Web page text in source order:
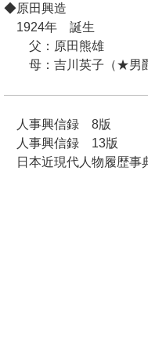
◆原田興造
1924年 誕生
父：原田熊雄
母：吉川英子（★男
人事興信録 8版
人事興信録 13版
日本近現代人物履歴事